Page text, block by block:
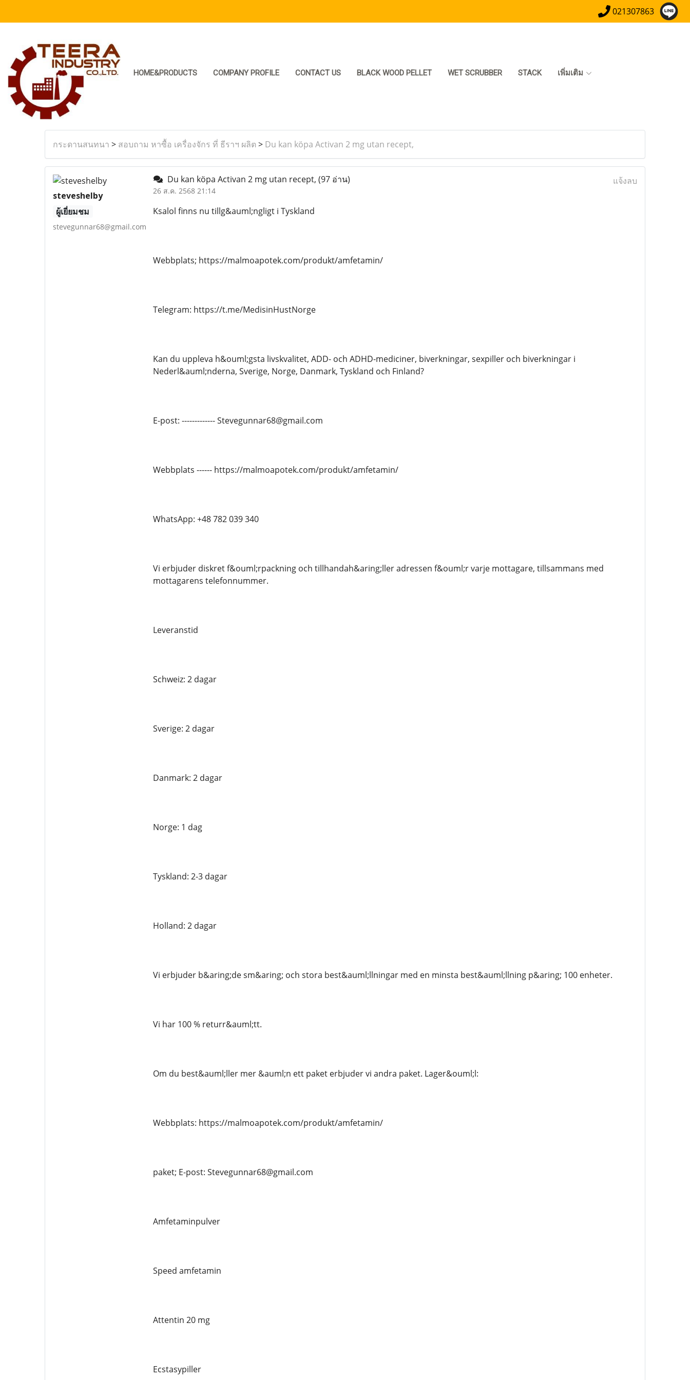
021307863
HOME&PRODUCTS COMPANY PROFILE CONTACT US BLACK WOOD PELLET WET SCRUBBER STACK เพิ่มเติม
กระดานสนทนา > สอบถาม หาซื้อ เครื่องจักร ที่ ธีราฯ ผลิต > Du kan köpa Activan 2 mg utan recept,
steveshelby
ผู้เยี่ยมชม
stevegunnar68@gmail.com
Du kan köpa Activan 2 mg utan recept, (97 อ่าน)
26 ส.ค. 2568 21:14
แจ้งลบ
Ksalol finns nu tillg&auml;ngligt i Tyskland
Webbplats; https://malmoapotek.com/produkt/amfetamin/
Telegram: https://t.me/MedisinHustNorge
Kan du uppleva h&ouml;gsta livskvalitet, ADD- och ADHD-mediciner, biverkningar, sexpiller och biverkningar i
Nederl&auml;nderna, Sverige, Norge, Danmark, Tyskland och Finland?
E-post: ------------- Stevegunnar68@gmail.com
Webbplats ------ https://malmoapotek.com/produkt/amfetamin/
WhatsApp: +48 782 039 340
Vi erbjuder diskret f&ouml;rpackning och tillhandah&aring;ller adressen f&ouml;r varje mottagare, tillsammans med
mottagarens telefonnummer.
Leveranstid
Schweiz: 2 dagar
Sverige: 2 dagar
Danmark: 2 dagar
Norge: 1 dag
Tyskland: 2-3 dagar
Holland: 2 dagar
Vi erbjuder b&aring;de sm&aring; och stora best&auml;llningar med en minsta best&auml;llning p&aring; 100 enheter.
Vi har 100 % returr&auml;tt.
Om du best&auml;ller mer &auml;n ett paket erbjuder vi andra paket. Lager&ouml;l:
Webbplats: https://malmoapotek.com/produkt/amfetamin/
paket; E-post: Stevegunnar68@gmail.com
Amfetaminpulver
Speed ​​amfetamin
Attentin 20 mg
Ecstasypiller